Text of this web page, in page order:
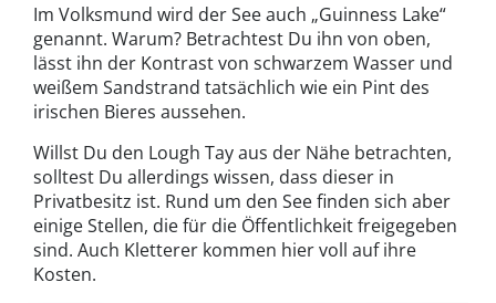
Im Volksmund wird der See auch „Guinness Lake“
genannt. Warum? Betrachtest Du ihn von oben,
lässt ihn der Kontrast von schwarzem Wasser und
weißem Sandstrand tatsächlich wie ein Pint des
irischen Bieres aussehen.
Willst Du den Lough Tay aus der Nähe betrachten,
solltest Du allerdings wissen, dass dieser in
Privatbesitz ist. Rund um den See finden sich aber
einige Stellen, die für die Öffentlichkeit freigegeben
sind. Auch Kletterer kommen hier voll auf ihre
Kosten.